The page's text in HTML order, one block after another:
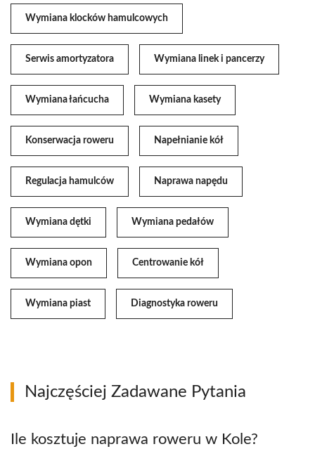
Wymiana klocków hamulcowych
Serwis amortyzatora Wymiana linek i pancerzy
Wymiana łańcucha Wymiana kasety
Konserwacja roweru Napełnianie kół
Regulacja hamulców Naprawa napędu
Wymiana dętki Wymiana pedałów
Wymiana opon Centrowanie kół
Wymiana piast Diagnostyka roweru
Najczęściej Zadawane Pytania
Ile kosztuje naprawa roweru w Kole?